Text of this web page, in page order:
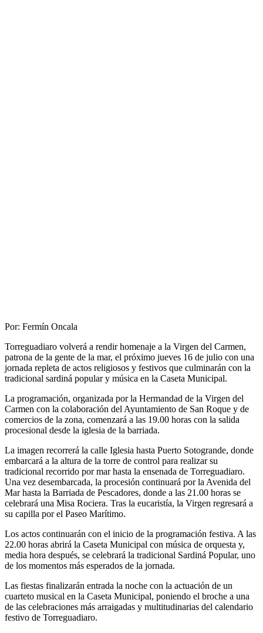
Por: Fermín Oncala
Torreguadiaro volverá a rendir homenaje a la Virgen del Carmen,
patrona de la gente de la mar, el próximo jueves 16 de julio con una
jornada repleta de actos religiosos y festivos que culminarán con la
tradicional sardiná popular y música en la Caseta Municipal.
La programación, organizada por la Hermandad de la Virgen del
Carmen con la colaboración del Ayuntamiento de San Roque y de
comercios de la zona, comenzará a las 19.00 horas con la salida
procesional desde la iglesia de la barriada.
La imagen recorrerá la calle Iglesia hasta Puerto Sotogrande, donde
embarcará a la altura de la torre de control para realizar su
tradicional recorrido por mar hasta la ensenada de Torreguadiaro.
Una vez desembarcada, la procesión continuará por la Avenida del
Mar hasta la Barriada de Pescadores, donde a las 21.00 horas se
celebrará una Misa Rociera. Tras la eucaristía, la Virgen regresará a
su capilla por el Paseo Marítimo.
Los actos continuarán con el inicio de la programación festiva. A las
22.00 horas abrirá la Caseta Municipal con música de orquesta y,
media hora después, se celebrará la tradicional Sardiná Popular, uno
de los momentos más esperados de la jornada.
Las fiestas finalizarán entrada la noche con la actuación de un
cuarteto musical en la Caseta Municipal, poniendo el broche a una
de las celebraciones más arraigadas y multitudinarias del calendario
festivo de Torreguadiaro.